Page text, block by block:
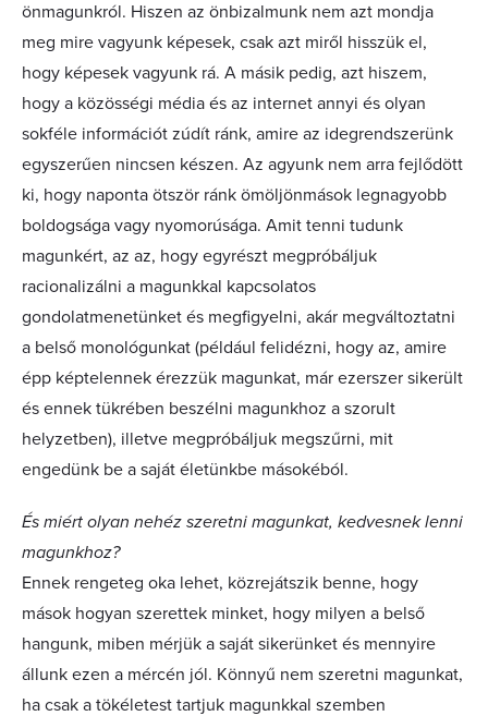
önmagunkról. Hiszen az önbizalmunk nem azt mondja
meg mire vagyunk képesek, csak azt miről hisszük el,
hogy képesek vagyunk rá. A másik pedig, azt hiszem,
hogy a közösségi média és az internet annyi és olyan
sokféle információt zúdít ránk, amire az idegrendszerünk
egyszerűen nincsen készen. Az agyunk nem arra fejlődött
ki, hogy naponta ötször ránk ömöljönmások legnagyobb
boldogsága vagy nyomorúsága. Amit tenni tudunk
magunkért, az az, hogy egyrészt megpróbáljuk
racionalizálni a magunkkal kapcsolatos
gondolatmenetünket és megfigyelni, akár megváltoztatni
a belső monológunkat (például felidézni, hogy az, amire
épp képtelennek érezzük magunkat, már ezerszer sikerült
és ennek tükrében beszélni magunkhoz a szorult
helyzetben), illetve megpróbáljuk megszűrni, mit
engedünk be a saját életünkbe másokéból.
És miért olyan nehéz szeretni magunkat, kedvesnek lenni
magunkhoz?
Ennek rengeteg oka lehet, közrejátszik benne, hogy
mások hogyan szerettek minket, hogy milyen a belső
hangunk, miben mérjük a saját sikerünket és mennyire
állunk ezen a mércén jól. Könnyű nem szeretni magunkat,
ha csak a tökéletest tartjuk magunkkal szemben